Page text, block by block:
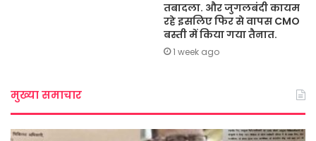
तबादला. और जुगलबंदी कायम
रहे इसलिए फिर से वापस CMO
बस्ती में किया गया तैनात.
1 week ago
मुख्या समाचार